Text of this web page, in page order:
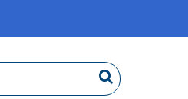
Buscar